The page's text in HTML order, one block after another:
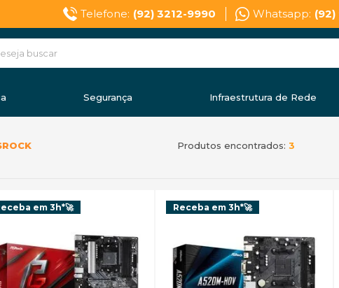
Telefone: (92) 3212-9990 Whatsapp:
Segurança Infraestrutura de Rede
Produtos encontrados: 3
em 3h*🚀 Receba em 3h*🚀